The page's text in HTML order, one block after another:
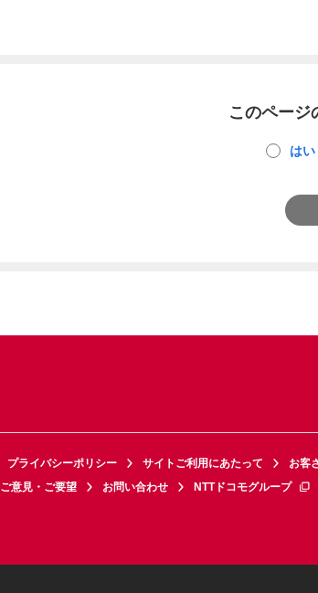
このページ
はい
プライバシーポリシー サイトご利用にあたって お客
ご意見・ご要望 お問い合わせ NTTドコモグループ